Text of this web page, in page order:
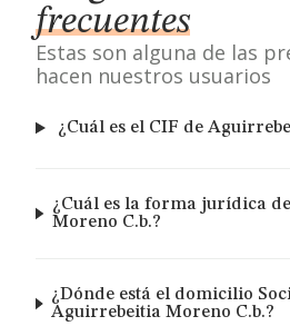
frecuentes
Estas son alguna de las
hacen nuestros usuarios
¿Cuál es el CIF de
¿Cuál es la forma jurídica
Moreno C.b.?
¿Dónde está el domicilio
Aguirrebeitia Moreno C.b.?